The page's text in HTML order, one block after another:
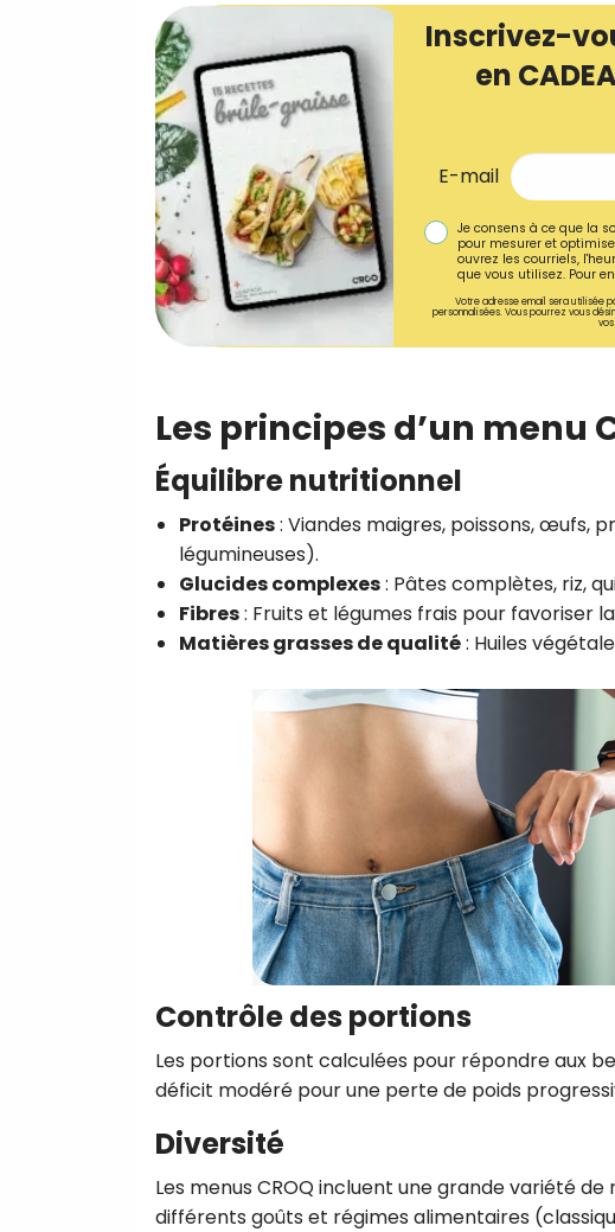
Inscrivez-
en
E-mail
Je consens à ce que la
pour mesurer et
ouvrez les courriels,
que vous utilisez. Pour
Votre adresse email sera utilisée
personnalisées. Vous pourrez vous
Les principes d’un menu
Équilibre nutritionnel
Protéines: Viandes maigres, poissons, œufs,
légumineuses).
Glucides complexes: Pâtes complètes, riz,
Fibres: Fruits et légumes frais pour favoriser
Matières grasses de qualité: Huiles
Contrôle des portions
Les portions sont calculées pour répondre aux
déficit modéré pour une perte de poids
Diversité
Les menus CROQ incluent une grande variété
différents goûts et régimes alimentaires